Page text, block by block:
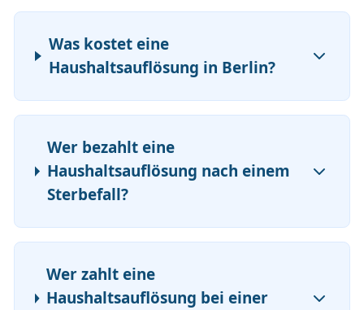
Was kostet eine
Haushaltsauflösung in Berlin?
Wer bezahlt eine
Haushaltsauflösung nach einem
Sterbefall?
Wer zahlt eine
Haushaltsauflösung bei einer